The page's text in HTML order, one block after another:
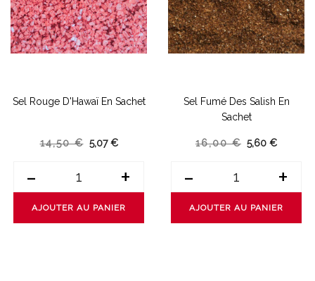
Sel Rouge D'Hawaï En Sachet
14,50 € 5,07 €
- +
AJOUTER AU PANIER
Sel Fumé Des Salish En
Sachet
16,00 € 5,60 €
- +
AJOUTER AU PANIER